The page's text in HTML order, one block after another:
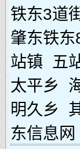
铁东3道
肇东铁东
站镇
五
太平乡
明久乡
东信息网